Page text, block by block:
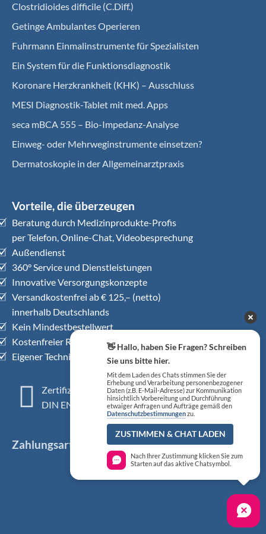
Clostridioides difficile (C.Diff.)
Getinge Ambulantes Operieren
Fuhrmann Einmalinstrumente für Spezialisten
Ein System für die Funktionsdiagnostik
Koro­nare Herz­krank­heit (KHK) – Ausschluss
MESI Diagnostik-Tablet mit med. Apps
seca mBCA 555 – Bio-Impedanz-Analyse
Einweg- oder Mehrweginstrumente einsetzen?
Dermatoskopie in der Allgemeinarztpraxis
Vorteile, die überzeugen
Beratung durch Medizinprodukte-Profis
per Telefon, Online-Chat, Videobesprechung
Außendienst
360° Service und Dienstleistungen
Innovative Versorgungskonzepte
Versandkostenfrei ab € 125,– (netto)
innerhalb Deutschlands
Kein Mindestbestellwert
Kostenfreier Rückholservice
Eigener Technischer Kundendienst
Zertifiziertes QM-System
DIN EN ISO 13485
Zahlungsarten
👋 Hallo, haben Sie Fragen? Schreiben
Sie uns bitte hier.
Mit dem Laden des Chats stimmen Sie der
Erhebung und Verarbeitung personenbezogener
Daten (z.B. E-Mail-Adresse) zur Kommunikation
hinsichtlich Vorbereitung und Durchführung
etwaiger Anfragen und Aufträge gemäß den
Datenschutzbestimmungenzu.
ZUSTIMMEN & CHAT LADEN
Nach Ihrer Zustimmung klicken Sie zum
Starten auf das aktive Chatsymbol.